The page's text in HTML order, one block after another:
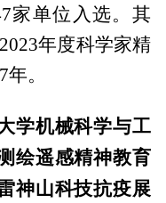
家单位入选。其
年度科学家精
。
学机械科学与工
绘遥感精神教育
神山科技抗疫展